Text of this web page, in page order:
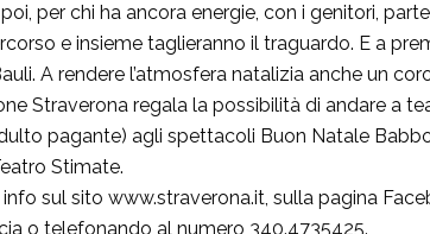
per chi ha ancora energie, con i genitori,
e insieme taglieranno il traguardo. E a
A rendere l’atmosfera natalizia anche un
Straverona regala la possibilità di andare a
pagante) agli spettacoli Buon Natale
Stimate.
sul sito www.straverona.it, sulla pagina
o telefonando al numero 340.4735425.